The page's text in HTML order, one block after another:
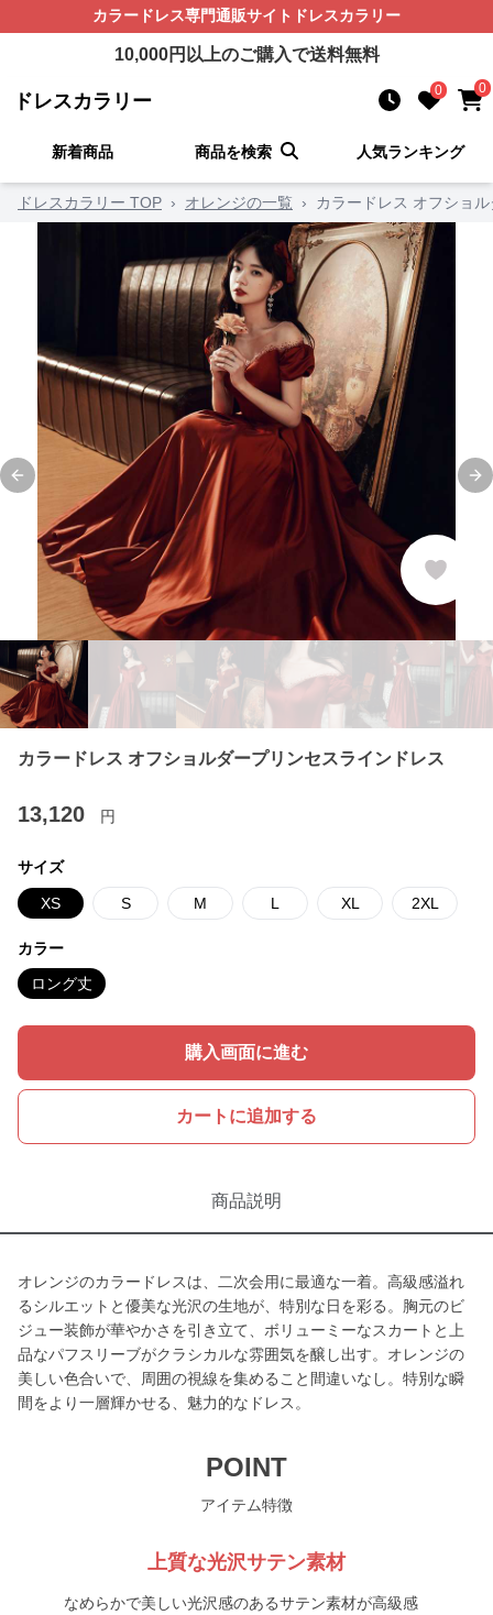
カラードレス専門通販サイト ドレスカラリー
10,000円以上のご購入で送料無料
ドレスカラリー 0 0
新着商品 商品を検索 人気ランキング
ドレスカラリー TOP › オレンジの一覧 › カラードレス オフショ
Previous slide
カラードレス オフショルダープリンセスラインドレス
13,120 円
サイズ
XS S M L XL 2XL
カラー
ロング丈
購入画面に進む
カートに追加する
商品説明
オレンジのカラードレスは、二次会用に最適な一着。高級感溢れ
るシルエットと優美な光沢の生地が、特別な日を彩る。胸元のビ
ジュー装飾が華やかさを引き立て、ボリューミーなスカートと上
品なパフスリーブがクラシカルな雰囲気を醸し出す。オレンジの
美しい色合いで、周囲の視線を集めること間違いなし。特別な瞬
間をより一層輝かせる、魅力的なドレス。
POINT
アイテム特徴
上質な光沢サテン素材
なめらかで美しい光沢感のあるサテン素材が高級感